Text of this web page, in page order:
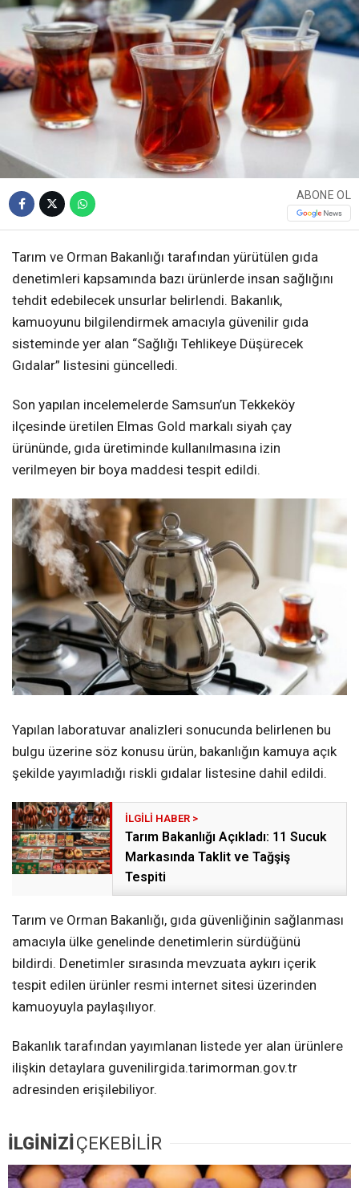
ABONE OL
Tarım ve Orman Bakanlığı tarafından yürütülen gıda
denetimleri kapsamında bazı ürünlerde insan sağlığını
tehdit edebilecek unsurlar belirlendi. Bakanlık,
kamuoyunu bilgilendirmek amacıyla güvenilir gıda
sisteminde yer alan “Sağlığı Tehlikeye Düşürecek
Gıdalar” listesini güncelledi.
Son yapılan incelemelerde Samsun’un Tekkeköy
ilçesinde üretilen Elmas Gold markalı siyah çay
ürününde, gıda üretiminde kullanılmasına izin
verilmeyen bir boya maddesi tespit edildi.
Yapılan laboratuvar analizleri sonucunda belirlenen bu
bulgu üzerine söz konusu ürün, bakanlığın kamuya açık
şekilde yayımladığı riskli gıdalar listesine dahil edildi.
Tarım Bakanlığı Açıkladı: 11 Sucuk
Markasında Taklit ve Tağşiş
Tespiti
Tarım ve Orman Bakanlığı, gıda güvenliğinin sağlanması
amacıyla ülke genelinde denetimlerin sürdüğünü
bildirdi. Denetimler sırasında mevzuata aykırı içerik
tespit edilen ürünler resmi internet sitesi üzerinden
kamuoyuyla paylaşılıyor.
Bakanlık tarafından yayımlanan listede yer alan ürünlere
ilişkin detaylara guvenilirgida.tarimorman.gov.tr
adresinden erişilebiliyor.
İLGİNİZİ ÇEKEBİLİR